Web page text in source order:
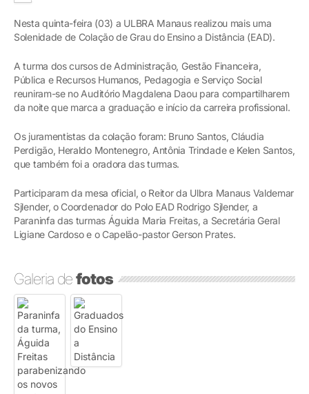
Nesta quinta-feira (03) a ULBRA Manaus realizou mais uma
Solenidade de Colação de Grau do Ensino a Distância (EAD).
A turma dos cursos de Administração, Gestão Financeira,
Pública e Recursos Humanos, Pedagogia e Serviço Social
reuniram-se no Auditório Magdalena Daou para compartilharem
da noite que marca a graduação e início da carreira profissional.
Os juramentistas da colação foram: Bruno Santos, Cláudia
Perdigão, Heraldo Montenegro, Antônia Trindade e Kelen Santos,
que também foi a oradora das turmas.
Participaram da mesa oficial, o Reitor da Ulbra Manaus Valdemar
Sjlender, o Coordenador do Polo EAD Rodrigo Sjlender, a
Paraninfa das turmas Águida Maria Freitas, a Secretária Geral
Ligiane Cardoso e o Capelão-pastor Gerson Prates.
Galeria defotos